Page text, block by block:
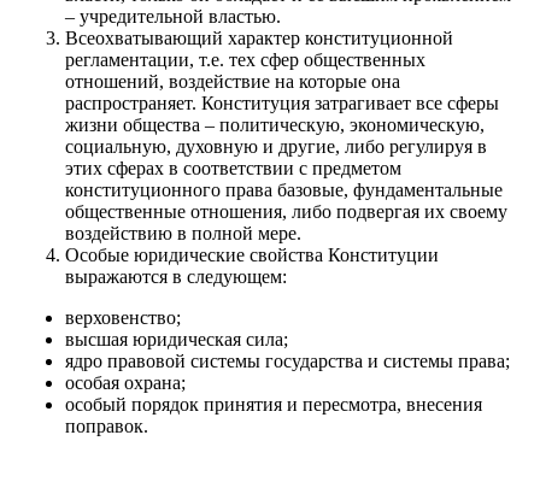
– учредительной властью.
Всеохватывающий характер конституционной
регламентации, т.е. тех сфер общественных
отношений, воздействие на которые она
распространяет. Конституция затрагивает все сферы
жизни общества – политическую, экономическую,
социальную, духовную и другие, либо регулируя в
этих сферах в соответствии с предметом
конституционного права базовые, фундаментальные
общественные отношения, либо подвергая их своему
воздействию в полной мере.
Особые юридические свойства Конституции
выражаются в следующем:
верховенство;
высшая юридическая сила;
ядро правовой системы государства и системы права;
особая охрана;
особый порядок принятия и пересмотра, внесения
поправок.